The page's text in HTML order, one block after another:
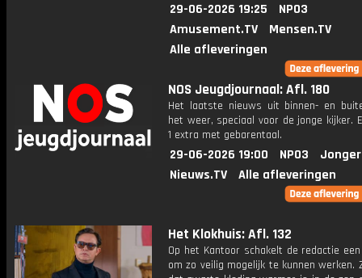
29-06-2026 19:25
NPO3
Amusement.TV
Mensen.TV
Alle afleveringen
NOS Jeugdjournaal: Afl. 180
Het laatste nieuws uit binnen- en
het weer, speciaal voor de jonge kijker.
1 extra met gebarentaal.
29-06-2026 19:00 NPO3
Nieuws.TV
Alle afleveringen
Het Klokhuis: Afl. 132
Op het Kantoor schakelt de redactie
om zo veilig mogelijk te kunnen werken.